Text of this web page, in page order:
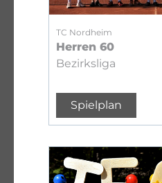
TC Nordheim
Herren 60
Bezirksliga
Spielplan